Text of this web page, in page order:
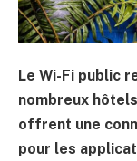
Le Wi-Fi public
nombreux
offrent une
pour les